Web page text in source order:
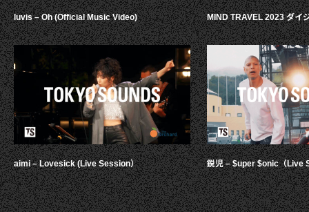
luvis – Oh (Official Music Video)
aimi – Lovesick (Live Session）
MIND TRAVEL 2023 ダイ
鋭児 – $uper $onic（Live